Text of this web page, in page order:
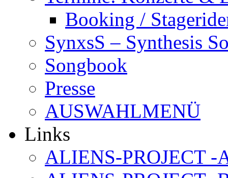
Booking /
SynxsS – Synthesis
Songbook
Presse
AUSWAHLMENÜ
Links
ALIENS-PROJECT -